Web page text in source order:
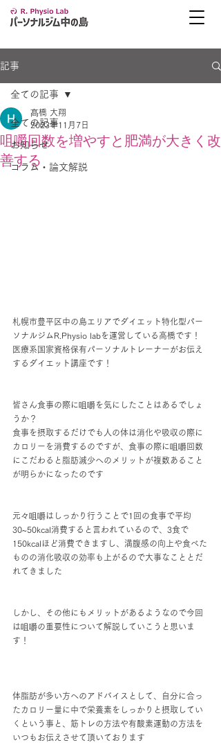
記事
全ての記事
お知らせ
コラム・論文解説
全ての記事
咀嚼回数を増やすと肥満が大きく改
善する
髙橋 大翔
2023年11月7日
札幌市豊平区中の島エリアでダイエット特化型パー
ソナルジムR.Physio labを運営している高橋です！
医療系国家資格保有パーソナルトレーナーがお伝え
するダイエット講座です！
皆さん食事の際に咀嚼を気にしたことはあるでしょ
うか？
食事を摂取するだけでも人の体は消化や吸収の際に
カロリーを消費するのですが、食事の際に咀嚼回数
にこだわると脂肪減少へのメリットが複数あること
が明らかになったのです
元々咀嚼はしっかり行うことで1回の食事で平均
30~50kcal消費すると言われているので、3食で
150kcalほど消費できますし、満腹感の向上や食べた
ものの消化吸収の効率も上がるので大事なこととだ
れてきました
しかし、その他にもメリットがあるようなので今回
は咀嚼の重要性について解説していこうと思いま
す！
体脂肪が多い方へのアドバイスとして、自分に合っ
たカロリー量に中で栄養素をしっかりと摂取してい
くという事と、筋トレの方法や有酸素運動の方法を
いつもお伝えさせて頂いております